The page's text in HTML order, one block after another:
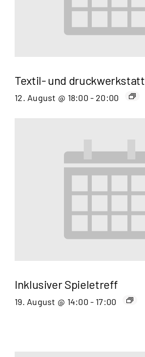
Textil- und druckwerkstatt
12. August @ 18:00 - 20:00
Inklusiver Spieletreff
19. August @ 14:00 - 17:00